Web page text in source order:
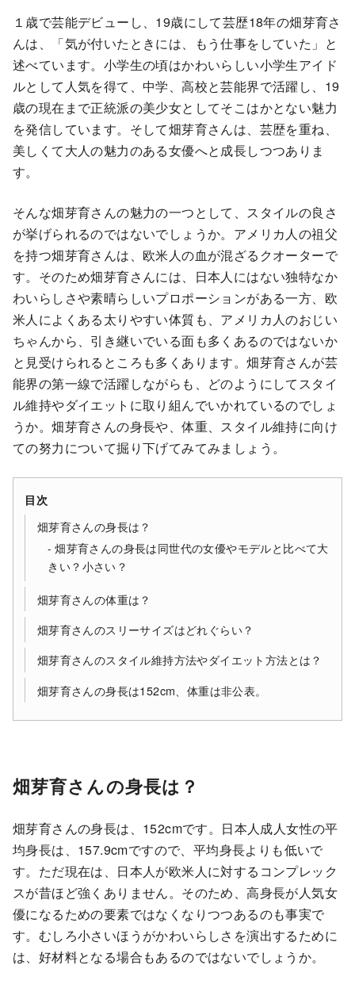
１歳で芸能デビューし、19歳にして芸歴18年の畑芽育さ
んは、「気が付いたときには、もう仕事をしていた」と
述べています。小学生の頃はかわいらしい小学生アイド
ルとして人気を得て、中学、高校と芸能界で活躍し、19
歳の現在まで正統派の美少女としてそこはかとない魅力
を発信しています。そして畑芽育さんは、芸歴を重ね、
美しくて大人の魅力のある女優へと成長しつつありま
す。
そんな畑芽育さんの魅力の一つとして、スタイルの良さ
が挙げられるのではないでしょうか。アメリカ人の祖父
を持つ畑芽育さんは、欧米人の血が混ざるクオーターで
す。そのため畑芽育さんには、日本人にはない独特なか
わいらしさや素晴らしいプロポーションがある一方、欧
米人によくある太りやすい体質も、アメリカ人のおじい
ちゃんから、引き継いでいる面も多くあるのではないか
と見受けられるところも多くあります。畑芽育さんが芸
能界の第一線で活躍しながらも、どのようにしてスタイ
ル維持やダイエットに取り組んでいかれているのでしょ
うか。畑芽育さんの身長や、体重、スタイル維持に向け
ての努力について掘り下げてみてみましょう。
目次
畑芽育さんの身長は？
畑芽育さんの身長は同世代の女優やモデルと比べて大
きい？小さい？
畑芽育さんの体重は？
畑芽育さんのスリーサイズはどれぐらい？
畑芽育さんのスタイル維持方法やダイエット方法とは？
畑芽育さんの身長は152cm、体重は非公表。
畑芽育さんの身長は？
畑芽育さんの身長は、152cmです。日本人成人女性の平
均身長は、157.9cmですので、平均身長よりも低いで
す。ただ現在は、日本人が欧米人に対するコンプレック
スが昔ほど強くありません。そのため、高身長が人気女
優になるための要素ではなくなりつつあるのも事実で
す。むしろ小さいほうがかわいらしさを演出するために
は、好材料となる場合もあるのではないでしょうか。